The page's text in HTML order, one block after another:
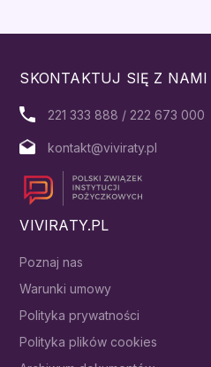
SKONTAKTUJ SIĘ Z NAMI
221 333 888 / 222 673 000
kontakt@viviraty.pl
VIVIRATY.PL
Poznaj nas
Warunki umowy
Polityka prywatności
Polityka plików cookies